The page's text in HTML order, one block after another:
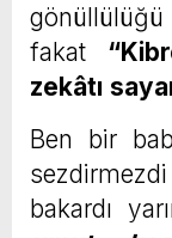
gönüllülüğü
fakat
zekâtı
Ben bir
bakardı